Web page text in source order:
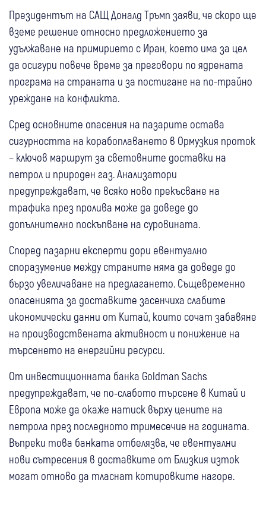
Президентът на САЩ Доналд Тръмп заяви, че скоро ще
вземе решение относно предложението за
удължаване на примирието с Иран, което има за цел
да осигури повече време за преговори по ядрената
програма на страната и за постигане на по-трайно
уреждане на конфликта.
Сред основните опасения на пазарите остава
сигурността на корабоплаването в Ормузкия проток
– ключов маршрут за световните доставки на
петрол и природен газ. Анализатори
предупреждават, че всяко ново прекъсване на
трафика през пролива може да доведе до
допълнително поскъпване на суровината.
Според пазарни експерти дори евентуално
споразумение между страните няма да доведе до
бързо увеличаване на предлагането. Същевременно
опасенията за доставките засенчиха слабите
икономически данни от Китай, които сочат забавяне
на производствената активност и понижение на
търсенето на енергийни ресурси.
От инвестиционната банка Goldman Sachs
предупреждават, че по-слабото търсене в Китай и
Европа може да окаже натиск върху цените на
петрола през последното тримесечие на годината.
Въпреки това банката отбелязва, че евентуални
нови сътресения в доставките от Близкия изток
могат отново да тласнат котировките нагоре.